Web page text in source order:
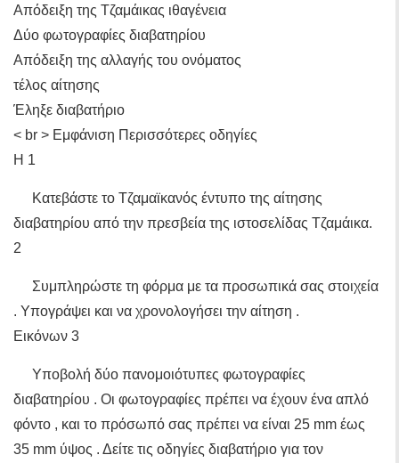
Απόδειξη της Τζαμάικας ιθαγένεια
Δύο φωτογραφίες διαβατηρίου
Απόδειξη της αλλαγής του ονόματος
τέλος αίτησης
Έληξε διαβατήριο
< br > Εμφάνιση Περισσότερες οδηγίες
Η 1
Κατεβάστε το Τζαμαϊκανός έντυπο της αίτησης
διαβατηρίου από την πρεσβεία της ιστοσελίδας Τζαμάικα.
2
Συμπληρώστε τη φόρμα με τα προσωπικά σας στοιχεία
. Υπογράψει και να χρονολογήσει την αίτηση .
Εικόνων 3
Υποβολή δύο πανομοιότυπες φωτογραφίες
διαβατηρίου . Οι φωτογραφίες πρέπει να έχουν ένα απλό
φόντο , και το πρόσωπό σας πρέπει να είναι 25 mm έως
35 mm ύψος . Δείτε τις οδηγίες διαβατήριο για τον